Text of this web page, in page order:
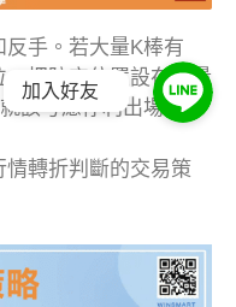
手。若大量K棒有
把防守位置設在大量
該考慮停利出場。
情轉折判斷的交易策
加入好友